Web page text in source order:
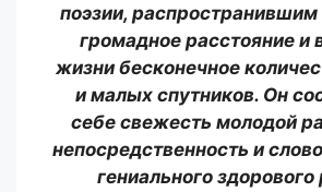
поэзии, распространившим
громадное расстояние
жизни бесконечное
и малых спутников. Он
себе свежесть молодой
непосредственность и
гениального